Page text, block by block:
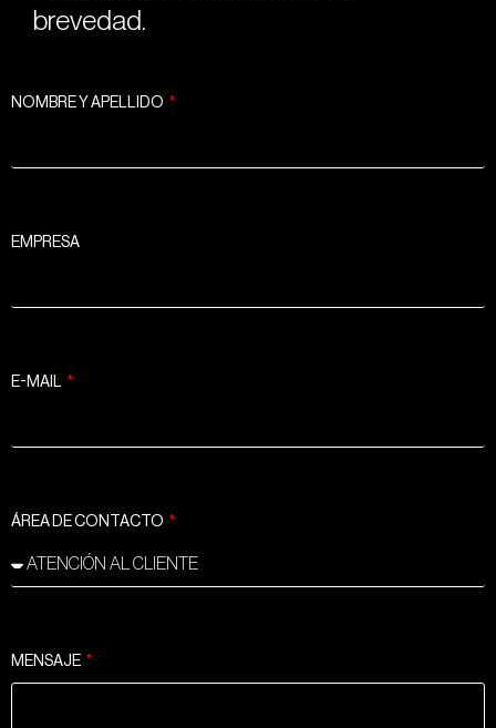
brevedad.
NOMBRE Y APELLIDO
EMPRESA
E-MAIL
ÁREA DE CONTACTO
MENSAJE